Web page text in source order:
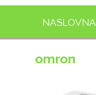
NASLOVNA
omron